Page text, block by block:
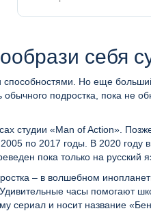
себя
Но еще
подростка, пока не
студии «Man of Action».
по 2017 годы. В 2020
пока только на русский
– в волшебном
часы помогают
сериал и носит название